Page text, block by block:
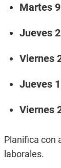
Martes
Jueves
Viernes
Jueves
Viernes
Planifica con
laborales.